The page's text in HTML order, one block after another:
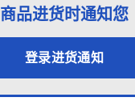
商品进货时通知您
登录进货通知